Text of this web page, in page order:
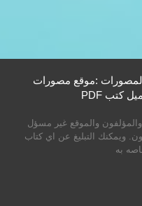
:موقع مصورات
والموقع غير مسؤل
ويمكنك التبليغ عن اي كتاب
به